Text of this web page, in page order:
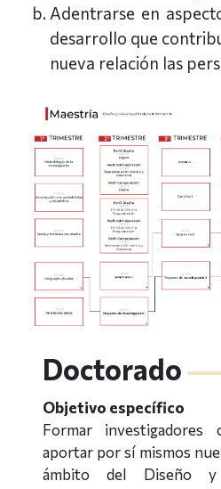
Adentrarse en
desarrollo que
nueva relación las
Doctorado
Objetivo específico
Formar
aportar por sí mismos
ámbito del Diseño